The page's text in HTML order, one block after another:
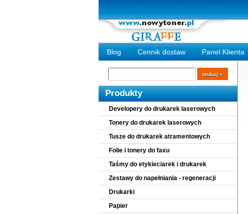
Blog Cennik dostaw Panel Klienta
Wyszukiwarka
szukaj
Produkty
Developery do drukarek laserowych
Tonery do drukarek laserowych
Tusze do drukarek atramentowych
Folie i tonery do faxu
Taśmy do etykieciarek i drukarek
Zestawy do napełniania - regeneracji
Drukarki
Papier